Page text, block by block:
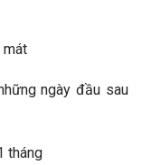
mát
ngày đầu sau
tháng